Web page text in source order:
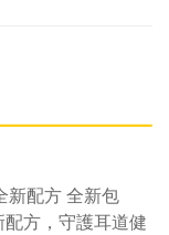
新配方 全新包
方，守護耳道健